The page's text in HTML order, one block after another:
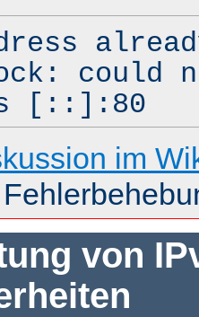
could
[::]:80
im
von